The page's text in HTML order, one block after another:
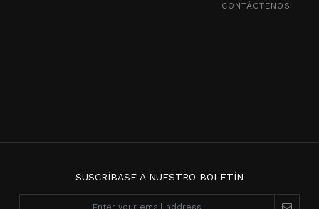
CONTÁCTENOS
SUSCRÍBASE A NUESTRO BOLETÍN